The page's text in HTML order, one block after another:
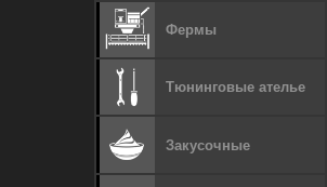
Фермы
Тюнинговые ателье
Закусочные